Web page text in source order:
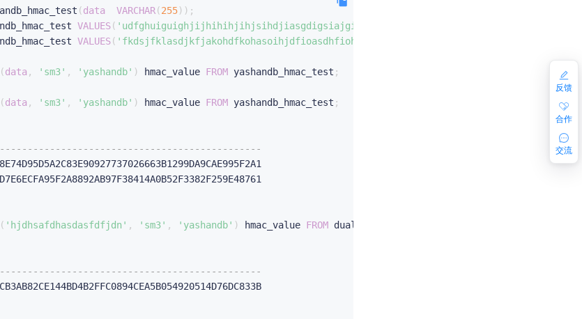
(data VARCHAR(255) ) ;
VALUES( 'udfghuiguighjijhihihjihjsihdjiasgdigsiajgijdsaji'
VALUES( 'fkdsjfklasdjkfjakohdfkohasoihjdfioasdhfioh'
(data , 'sm3' , 'yashandb' ) hmac_value FROM yashandb_hmac_test ;
(data , 'sm3' , 'yashandb' ) hmac_value FROM yashandb_hmac_test ;
( 'hjdhsafdhasdasfdfjdn' , 'sm3' , 'yashandb' ) hmac_value FROM dual
反馈
合作
交流